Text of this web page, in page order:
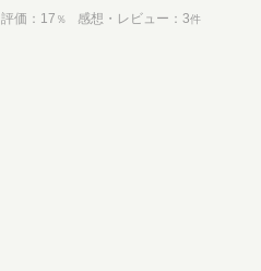
評価 17 ％ 感想・レビュー 3件